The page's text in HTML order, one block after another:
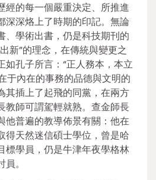
經的每一個嚴重決定、所推進
深深烙上了時期的印記。無論
、學術出書，仍是科技期刊的
新”的理念，在傳統與變更之
如孔子所言：“正人務本，本立
于內在的事務的品德與文明的
其插上了起飛的同黨，在兩方
教師可謂駕輕就熟。查金師長
他普遍的教導佈景有關：他在
得天然迷信碩士學位，曾是哈
標學員，仍是牛津年夜學格林
。